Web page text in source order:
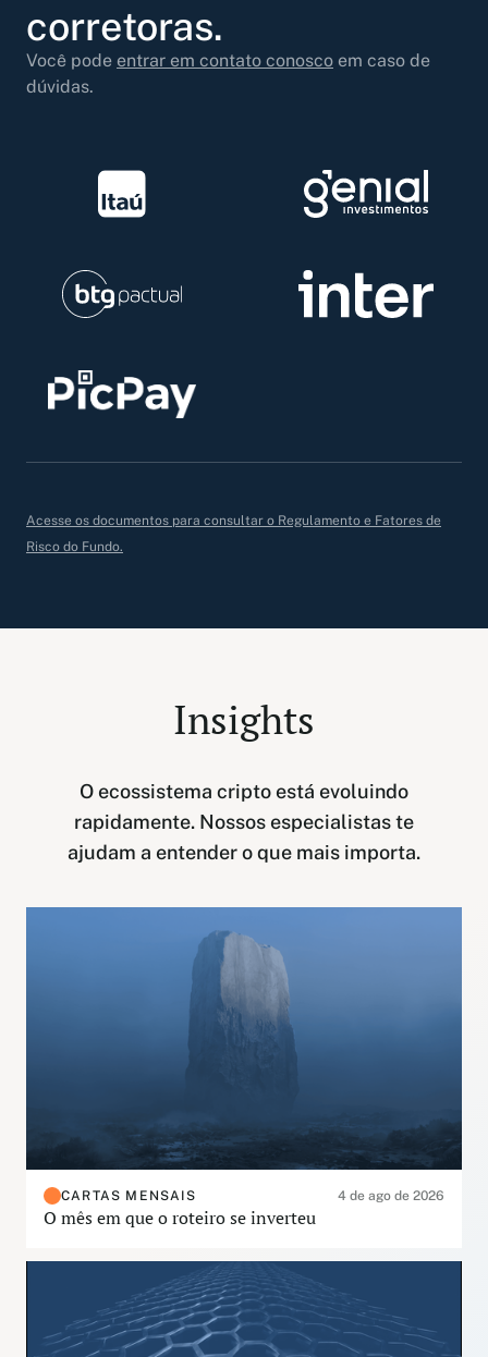
corretoras.
Você pode entrar em contato conosco em caso de
dúvidas.
Acesse os documentos para consultar o Regulamento e Fatores de
Risco do Fundo.
Insights
O ecossistema cripto está evoluindo
rapidamente. Nossos especialistas te
ajudam a entender o que mais importa.
CARTAS MENSAIS 4 de ago de 2026
O mês em que o roteiro se inverteu